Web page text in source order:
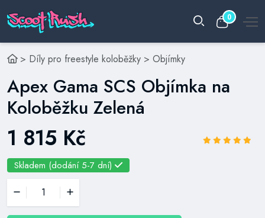
0
> Díly pro freestyle koloběžky > Objímky
Apex Gama SCS Objímka na
Koloběžku Zelená
1 815 Kč
Skladem (dodání 5-7 dní)